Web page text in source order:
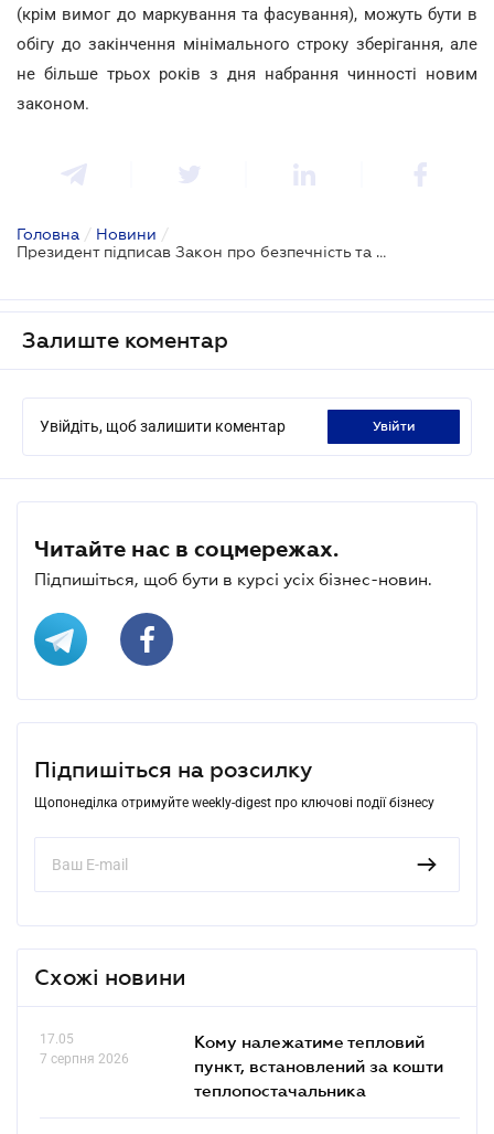
(крім вимог до маркування та фасування), можуть бути в
обігу до закінчення мінімального строку зберігання, але
не більше трьох років з дня набрання чинності новим
законом.
Головна / Новини /
Президент підписав Закон про безпечність та гігієну кормів
Залиште коментар
Увійдіть, щоб залишити коментар увійти
Читайте нас в соцмережах.
Підпишіться, щоб бути в курсі усіх бізнес-новин.
Підпишіться на розсилку
Щопонеділка отримуйте weekly-digest про ключові події бізнесу
Схожі новини
17.05
7 серпня 2026
Кому належатиме тепловий
пункт, встановлений за кошти
теплопостачальника